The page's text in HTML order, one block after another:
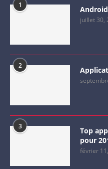
1
juillet 30,
2
3
Top
pour
février